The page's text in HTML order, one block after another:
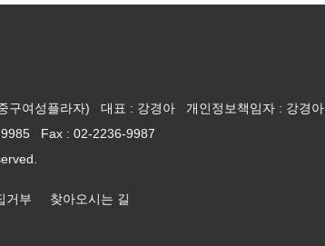
중구여성플라자)대표 : 강경아 개인정보책임자 : 강경아
9985 Fax : 02-2236-9987
거부 찾아오시는 길